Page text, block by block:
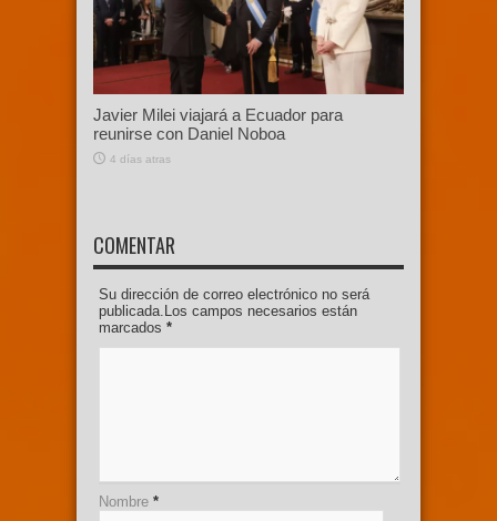
Javier Milei viajará a Ecuador para
reunirse con Daniel Noboa
4 días atras
COMENTAR
Su dirección de correo electrónico no será
publicada.Los campos necesarios están
marcados *
Nombre *